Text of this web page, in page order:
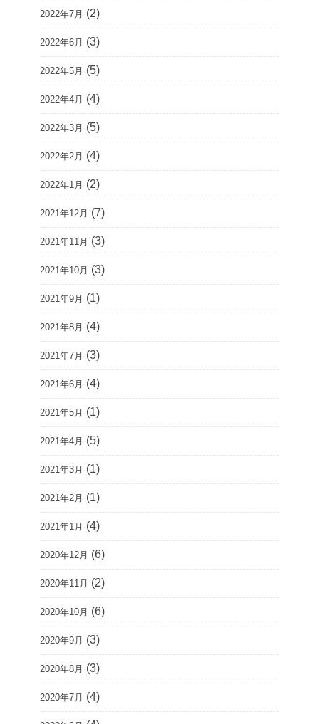
2022年7月 (2)
2022年6月 (3)
2022年5月 (5)
2022年4月 (4)
2022年3月 (5)
2022年2月 (4)
2022年1月 (2)
2021年12月 (7)
2021年11月 (3)
2021年10月 (3)
2021年9月 (1)
2021年8月 (4)
2021年7月 (3)
2021年6月 (4)
2021年5月 (1)
2021年4月 (5)
2021年3月 (1)
2021年2月 (1)
2021年1月 (4)
2020年12月 (6)
2020年11月 (2)
2020年10月 (6)
2020年9月 (3)
2020年8月 (3)
2020年7月 (4)